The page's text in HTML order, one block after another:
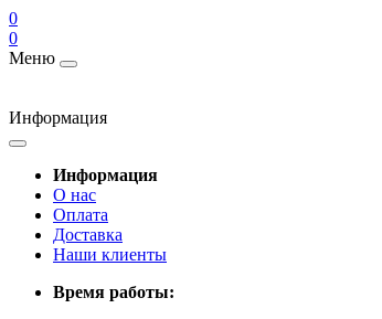
0
0
Меню
Информация
Информация
О нас
Оплата
Доставка
Наши клиенты
Время работы: